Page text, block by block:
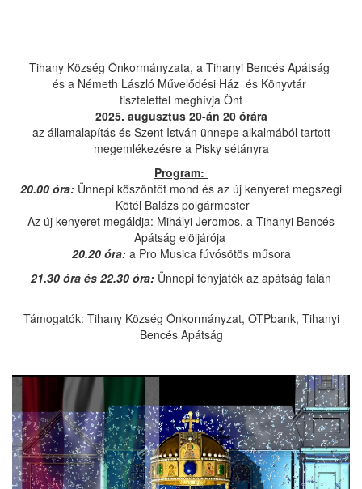
Tihany Község Önkormányzata, a Tihanyi Bencés Apátság
és a Németh László Művelődési Ház és Könyvtár
tisztelettel meghívja Önt
2025. augusztus 20-án 20 órára
az államalapítás és Szent István ünnepe alkalmából tartott
megemlékezésre a Pisky sétányra
Program:
20.00 óra: Ünnepi köszöntőt mond és az új kenyeret megszegi
Kötél Balázs polgármester
Az új kenyeret megáldja: Mihályi Jeromos, a Tihanyi Bencés
Apátság elöljárója
20.20 óra:a Pro Musica fúvósötös műsora
21.30 óra és 22.30 óra: Ünnepi fényjáték az apátság falán
Támogatók: Tihany Község Önkormányzat, OTPbank, Tihanyi
Bencés Apátság